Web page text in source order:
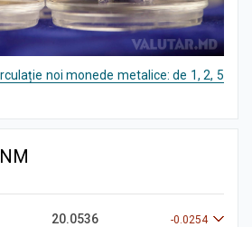
noi monede metalice: de 1, 2, 5
20.0536 -0.0254